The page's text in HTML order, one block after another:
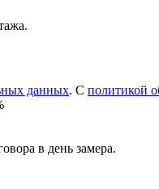
данных. С политикой
в день замера.